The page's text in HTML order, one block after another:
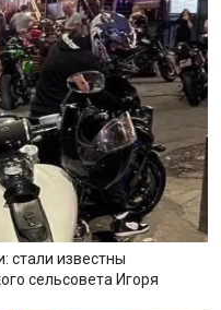
стали известны
сельсовета Игоря